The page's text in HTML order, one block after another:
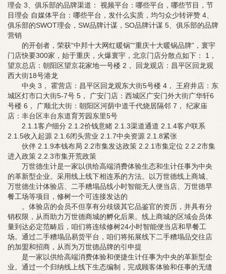
理会 3、俱乐部的品牌渠道： 视频平台：哪些平台，哪些节目，节
目理会 自媒体平台：哪些平台，发什么实质，均匀众少转评赞 4、
俱乐部的SWOT理会，SW品牌计谋，SO品牌计谋 5、俱乐部的品牌
营销
的开创者，荣获“中邦十大网红暖锅”“重庆十大暖锅品牌”，寰宇
门店快要300家，始于重庆，火爆寰宇，北京门店分散点如下： 1，
望京总店：朝阳区望京花家地一号楼 2， 回龙观店：昌平区回龙观
西大街18号港龙
中央 3， 霍营店：昌平区回龙观东大街5号楼 4， 王府井店：东
城区灯市口大街5-7号 5， 广安门店：西城区广安门外大街广华轩6
号楼 6， 广顺北大街：朝阳区河荫中道千代烧居隔邻 7， 纪家庙
店：丰台区丰台东道育芳园东里5号
2.1.1客户细分 2.1.2价钱意睹 2.1.3渠道通道 2.1.4客户联系
2.1.5收入起源 2.1.6闭头营业 2.1.7中央资源 2.1.8紧张
伙伴 2.1.9本钱布局 2.2市集发达政策 2.2.1市集定位 2.2.2市集
进入政策 2.2.3市集开荒政策
万世德生计是一家以供给高端消费体验生态和生计任事为中央
的革新型企业。采用线上线下相连系的方法。以万世德线上商城、
万世德生计体验店、二手糟塌品线小时智能无人便当店、万世德早
餐工场等项目，修树一个可连接发达的
。体验店的会员不但享有分歧级其它品鉴官的资历，并具有分
销权限，从而助力万世德商城的孵化后果。线上商城的区域会员体
量到达必定范畴后，咱们将连续修树24小时智能便当店和早餐工
场。通过二手糟塌品易货平台，咱们将拓展线下二手糟塌品交往店
的加盟和招商，从而为万世德品牌的引申提
是一家以供给高端消费体验和便捷生计任事为中央的革新型企
业。通过一个归纳线上线下生态编制，完成顾客体验和任事的无缝